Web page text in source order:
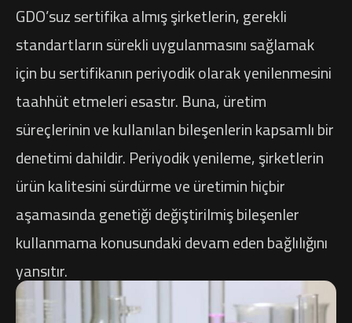
GDO’suz sertifika almış şirketlerin, gerekli
standartların sürekli uygulanmasını sağlamak
için bu sertifikanın periyodik olarak yenilenmesini
taahhüt etmeleri esastır. Buna, üretim
süreçlerinin ve kullanılan bileşenlerin kapsamlı bir
denetimi dahildir. Periyodik yenileme, şirketlerin
ürün kalitesini sürdürme ve üretimin hiçbir
aşamasında genetiği değiştirilmiş bileşenler
kullanmama konusundaki devam eden bağlılığını
yansıtır.